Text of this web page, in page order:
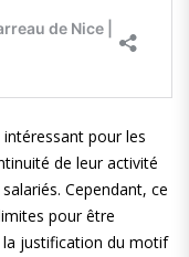
pour les
de leur activité
Cependant, ce
pour être
justification du motif